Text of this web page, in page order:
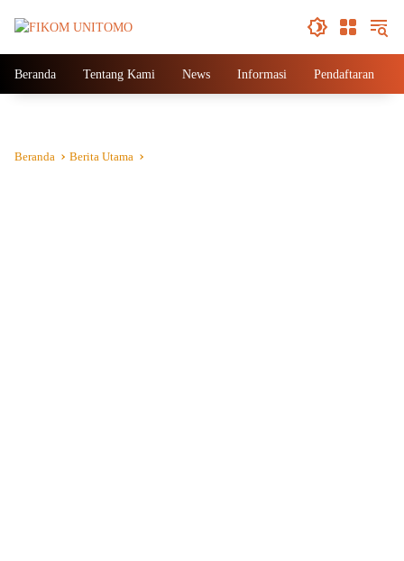
Beranda Tentang Kami News Informasi Pendaftaran
Beranda Berita Utama